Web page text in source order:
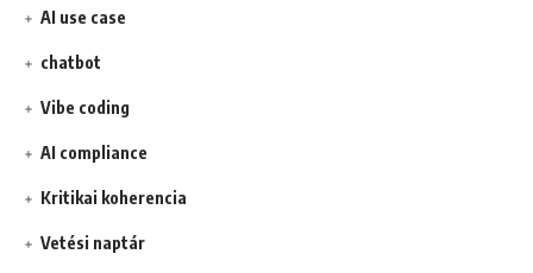
AI use case
chatbot
Vibe coding
AI compliance
Kritikai koherencia
Vetési naptár